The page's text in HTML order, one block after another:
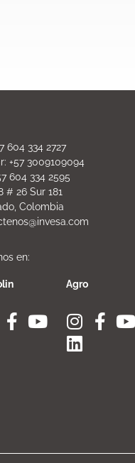
604 334 2727
+57 3009109094
604 334 2595
# 26 Sur 181
Colombia
en:
Agro